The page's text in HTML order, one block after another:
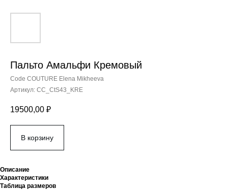
Пальто Амальфи Кремовый
Code COUTURE Elena Mikheeva
Артикул: СС_CtS43_KRE
19500,00 ₽
В корзину
Описание
Характеристики
Таблица размеров